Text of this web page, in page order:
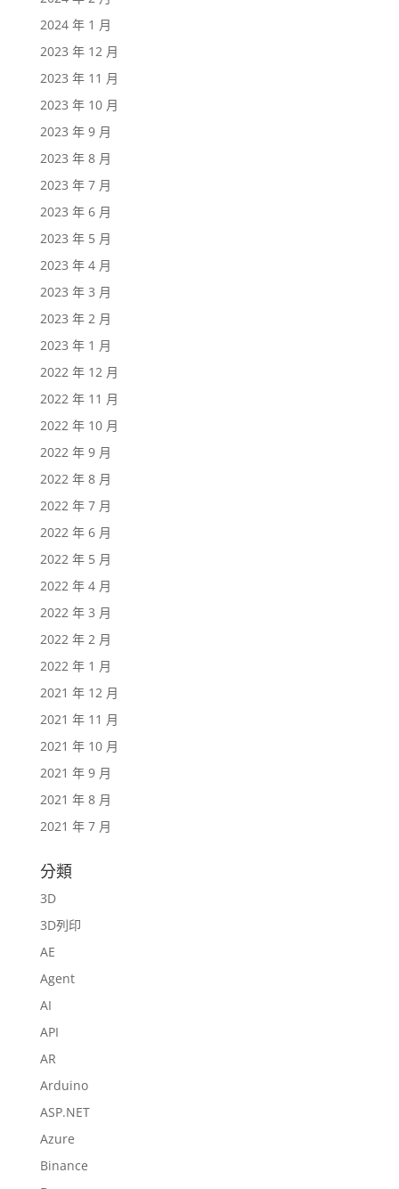
2024 年 1 月
2023 年 12 月
2023 年 11 月
2023 年 10 月
2023 年 9 月
2023 年 8 月
2023 年 7 月
2023 年 6 月
2023 年 5 月
2023 年 4 月
2023 年 3 月
2023 年 2 月
2023 年 1 月
2022 年 12 月
2022 年 11 月
2022 年 10 月
2022 年 9 月
2022 年 8 月
2022 年 7 月
2022 年 6 月
2022 年 5 月
2022 年 4 月
2022 年 3 月
2022 年 2 月
2022 年 1 月
2021 年 12 月
2021 年 11 月
2021 年 10 月
2021 年 9 月
2021 年 8 月
2021 年 7 月
分類
3D
3D列印
AE
Agent
AI
API
AR
Arduino
ASP.NET
Azure
Binance